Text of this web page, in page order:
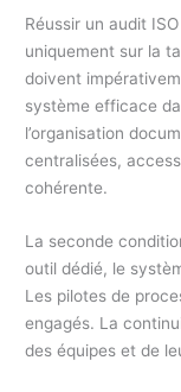
Réussir un audit
uniquement sur la
doivent
système efficace
l’organisation
centralisées,
cohérente.
La seconde
outil dédié, le
Les pilotes de
engagés. La
des équipes et de